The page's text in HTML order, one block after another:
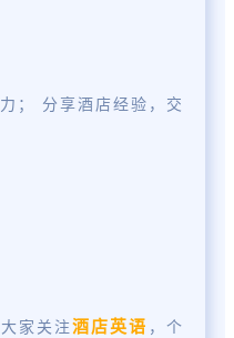
； 分享酒店经验，交
家关注酒店英语 ，个